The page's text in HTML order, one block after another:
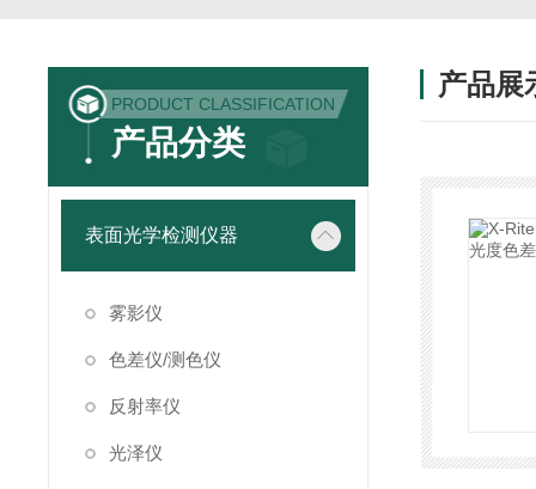
PRODUCT CLASSIFICATION
产品分类
表面光学检测仪器
雾影仪
色差仪/测色仪
反射率仪
光泽仪
产品展